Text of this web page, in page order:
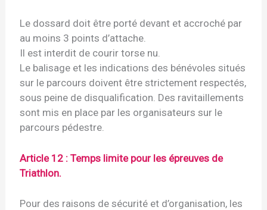
Le dossard doit être porté devant et accroché par
au moins 3 points d’attache.
Il est interdit de courir torse nu.
Le balisage et les indications des bénévoles situés
sur le parcours doivent être strictement respectés,
sous peine de disqualification. Des ravitaillements
sont mis en place par les organisateurs sur le
parcours pédestre.
Article 12 : Temps limite pour les épreuves de
Triathlon.
Pour des raisons de sécurité et d’organisation, les